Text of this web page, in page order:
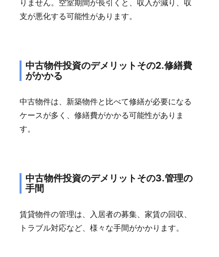
りません。空室期間が長引くと、収入が減り、収
支が悪化する可能性があります。
中古物件投資のデメリットその2.修繕費
がかかる
中古物件は、新築物件と比べて修繕が必要になる
ケースが多く、修繕費がかかる可能性がありま
す。
中古物件投資のデメリットその3.管理の
手間
賃貸物件の管理は、入居者の募集、家賃の回収、
トラブル対応など、様々な手間がかかります。